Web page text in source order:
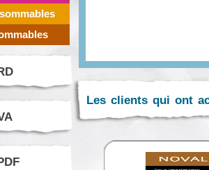
Les clients qui ont